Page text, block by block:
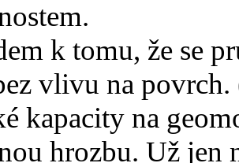
k tomu, že se
vlivu na
kapacity na
hrozbu. Už jen